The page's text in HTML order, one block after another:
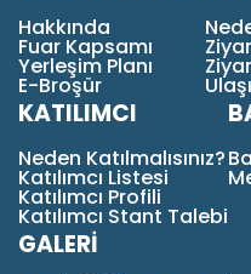
Hakkında
Fuar Kapsamı
Yerleşim Planı
E-Broşür
KATILIMCI
Neden Katılmalısınız?
Katılımcı Listesi
Katılımcı Profili
Katılımcı Stant Talebi
GALERİ